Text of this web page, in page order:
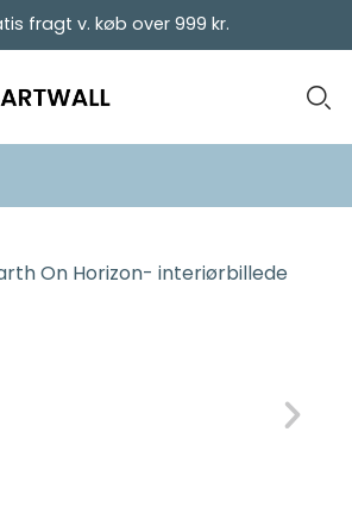
fragt v. køb over 999 kr.